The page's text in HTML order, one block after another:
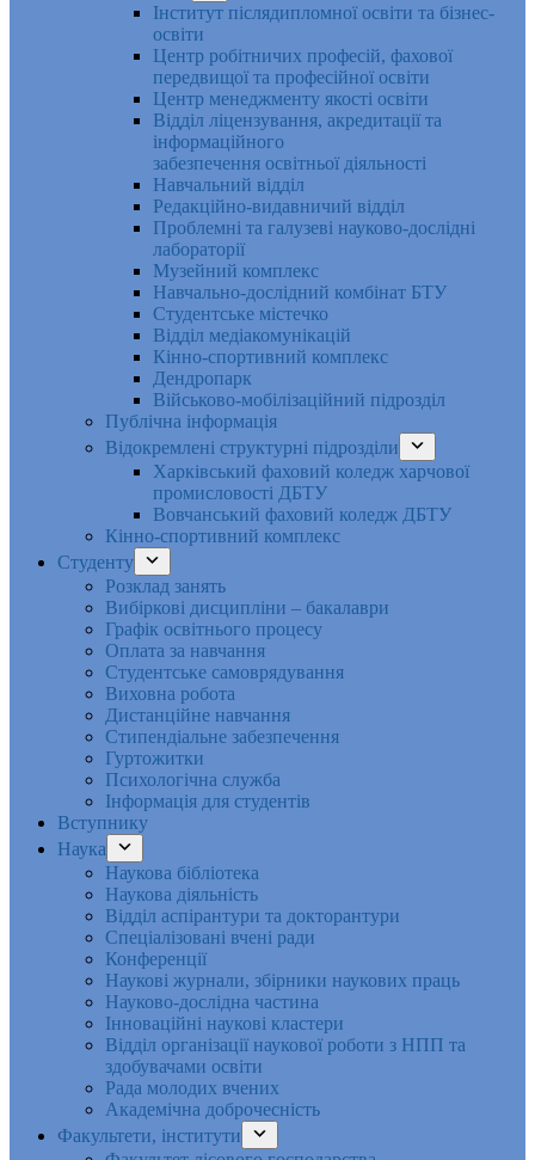
Інститут післядипломної освіти та бізнес-
освіти
Центр робітничих професій, фахової
передвищої та професійної освіти
Центр менеджменту якості освіти
Відділ ліцензування, акредитації та
інформаційного
забезпечення освітньої діяльності
Навчальний відділ
Редакційно-видавничий відділ
Проблемні та галузеві науково-дослідні
лабораторії
Музейний комплекс
Навчально-дослідний комбінат БТУ
Студентське містечко
Відділ медіакомунікацій
Кінно-спортивний комплекс
Дендропарк
Військово-мобілізаційний підрозділ
Публічна інформація
Відокремлені структурні підрозділи
Харківський фаховий коледж харчової
промисловості ДБТУ
Вовчанський фаховий коледж ДБТУ
Кінно-спортивний комплекс
Студенту
Розклад занять
Вибіркові дисципліни – бакалаври
Графік освітнього процесу
Оплата за навчання
Студентське самоврядування
Виховна робота
Дистанційне навчання
Стипендіальне забезпечення
Гуртожитки
Психологічна служба
Інформація для студентів
Вступнику
Наука
Наукова бібліотека
Наукова діяльність
Відділ аспірантури та докторантури
Спеціалізовані вчені ради
Конференції
Наукові журнали, збірники наукових праць
Науково-дослідна частина
Інноваційні наукові кластери
Відділ організації наукової роботи з НПП та
здобувачами освіти
Рада молодих вчених
Академічна доброчесність
Факультети, інститути